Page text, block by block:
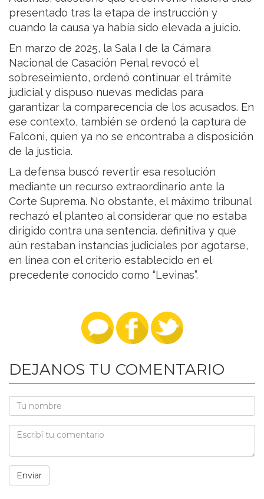
presentado tras la etapa de instrucción y
cuando la causa ya había sido elevada a juicio.
En marzo de 2025, la Sala I de la Cámara
Nacional de Casación Penal revocó el
sobreseimiento, ordenó continuar el trámite
judicial y dispuso nuevas medidas para
garantizar la comparecencia de los acusados. En
ese contexto, también se ordenó la captura de
Falconi, quien ya no se encontraba a disposición
de la justicia.
La defensa buscó revertir esa resolución
mediante un recurso extraordinario ante la
Corte Suprema. No obstante, el máximo tribunal
rechazó el planteo al considerar que no estaba
dirigido contra una sentencia. definitiva y que
aún restaban instancias judiciales por agotarse,
en línea con el criterio establecido en el
precedente conocido como “Levinas”.
DEJANOS TU COMENTARIO